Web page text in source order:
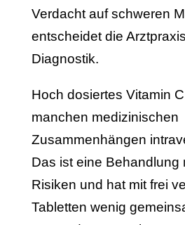
Verdacht auf schweren
entscheidet die
Diagnostik.
Hoch dosiertes Vitamin
manchen medizinischen
Zusammenhängen
Das ist eine Behandlung
Risiken und hat mit frei
Tabletten wenig